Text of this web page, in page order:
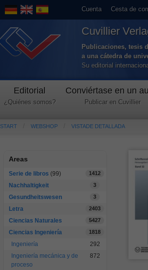
Cuenta Cesta de
Cuvillier
Publicaciones, tesis
a una cátedra de
Su editorial
Editorial
¿Quiénes somos?
Conviértase en un
Publicar en Cuvillier
START WEBSHOP VISTADE DETALLADA
Areas
Serie de libros (99) 1412
Nachhaltigkeit 3
Gesundheitswesen 3
Letra 2403
Ciencias Naturales 5427
Ciencias Ingeniería 1818
Ingeniería
292
Ingeniería mecánica y de
proceso
872